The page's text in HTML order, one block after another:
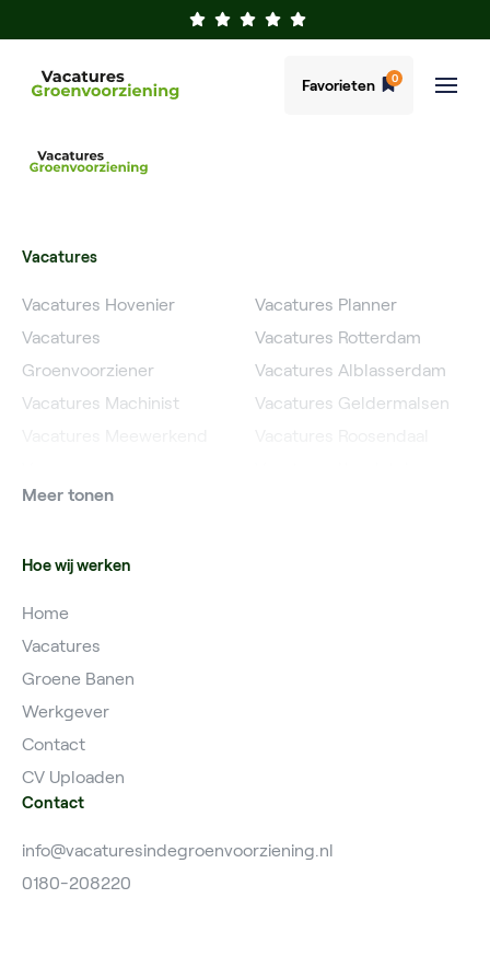
Favorieten 0
Vacatures
Vacatures Hovenier
Vacatures
Groenvoorziener
Vacatures Machinist
Vacatures Grondwerker
Vacatures Planner
Vacatures Rotterdam
Vacatures Alblasserdam
Vacatures Geldermalsen
Meer tonen
Hoe wij werken
Home
Vacatures
Groene Banen
Werkgever
Contact
CV Uploaden
Contact
info@vacaturesindegroenvoorziening.nl
0180-208220